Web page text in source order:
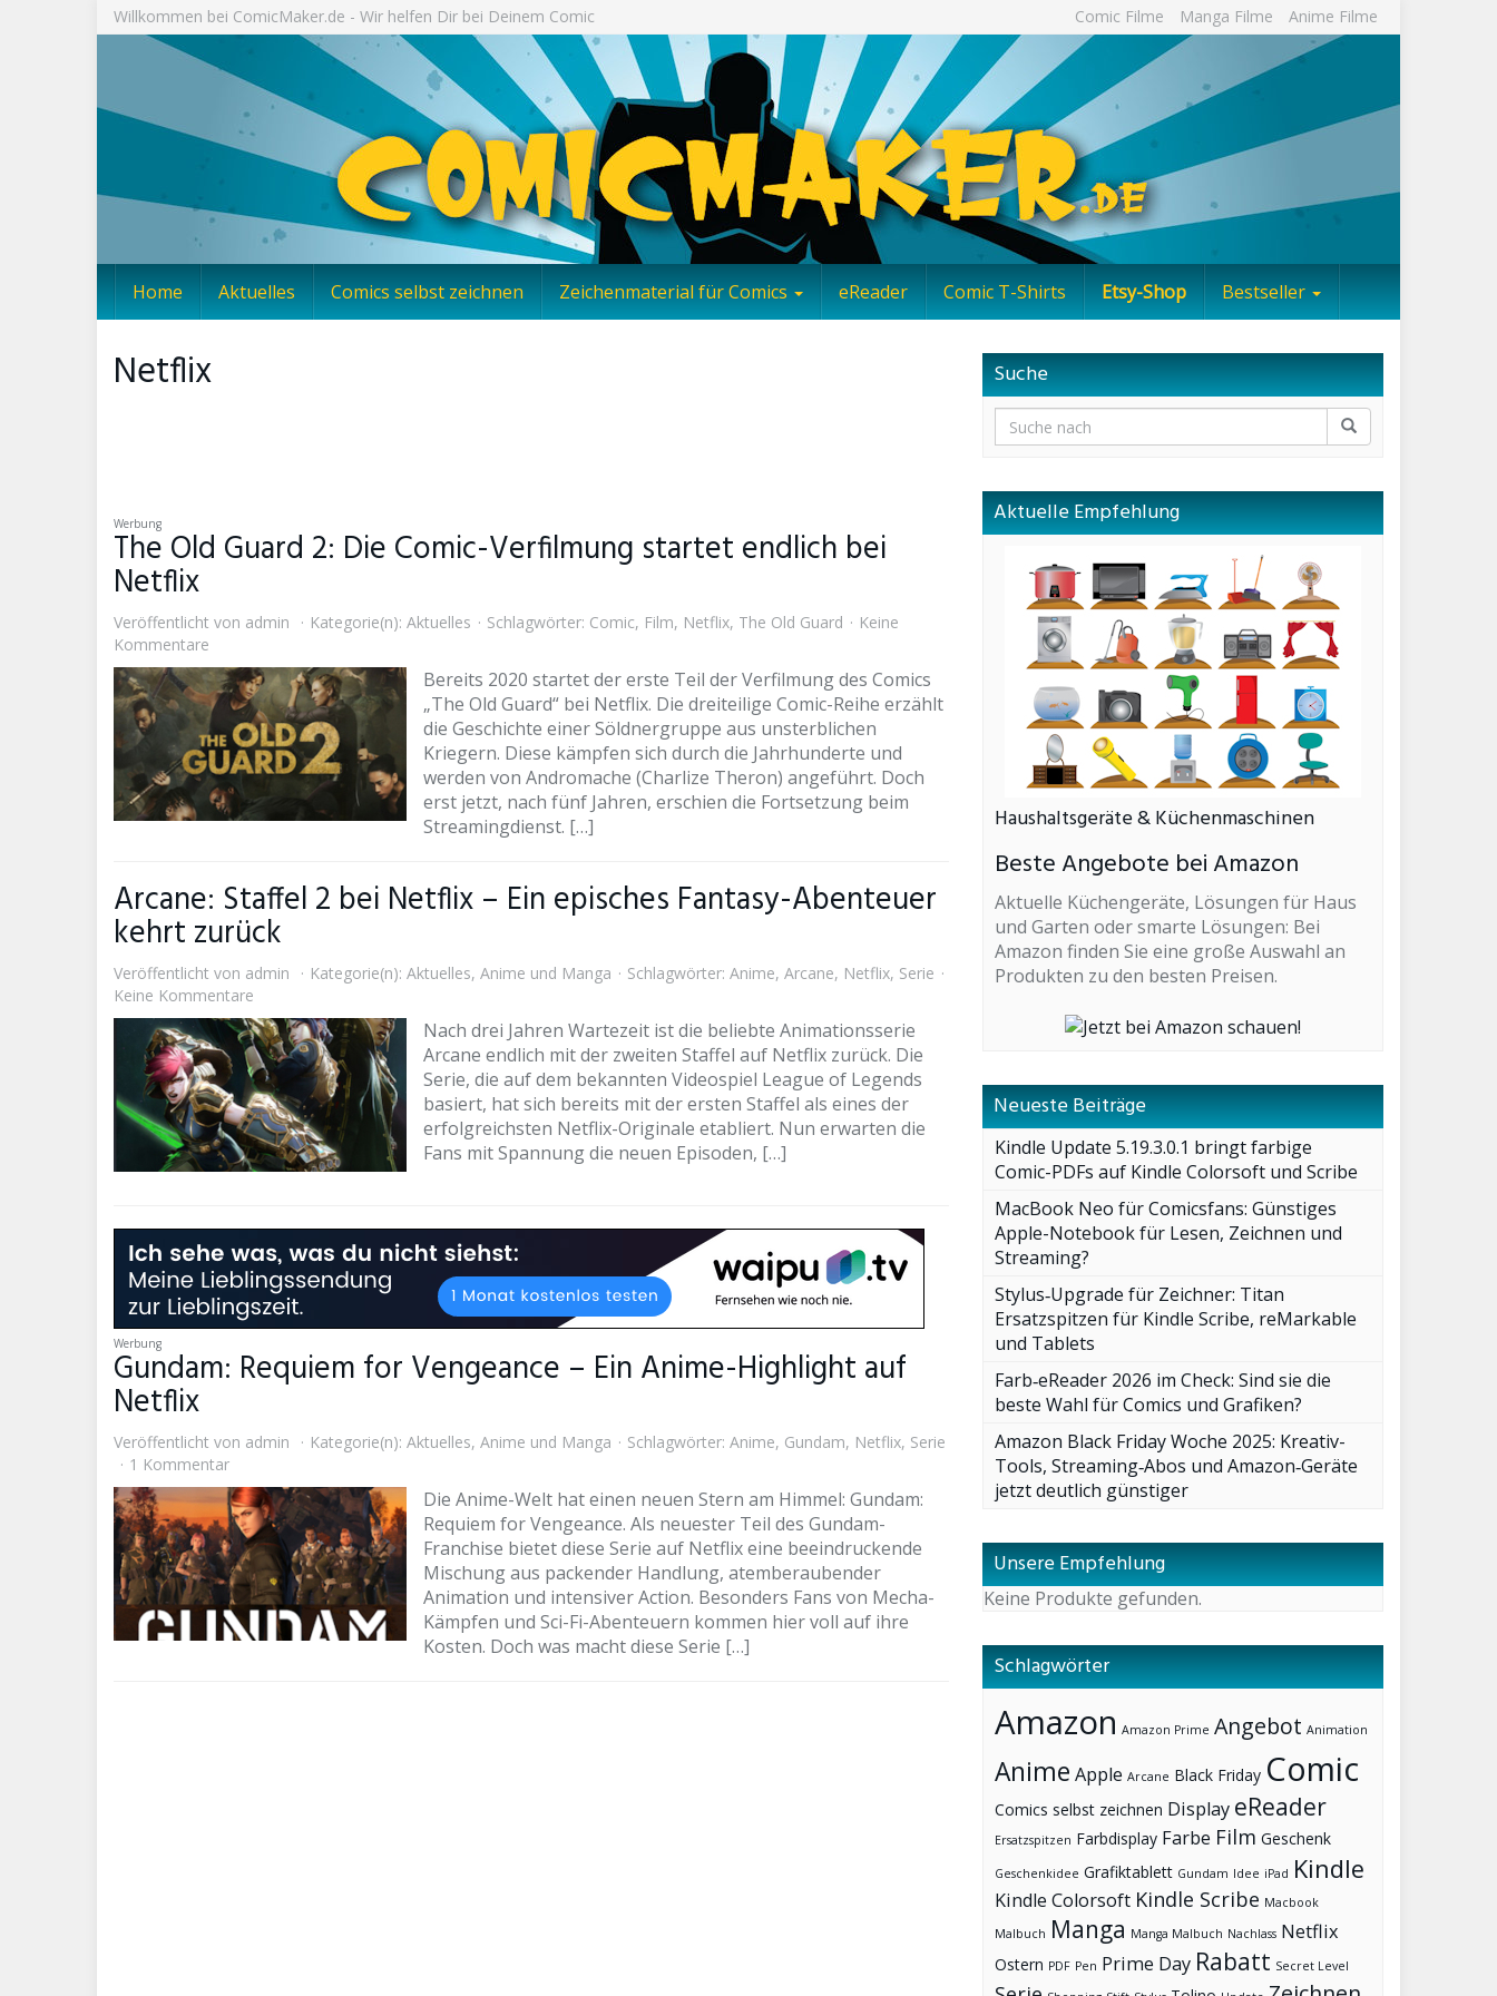
Willkommen bei ComicMaker.de - Wir helfen Dir bei Deinem Comic Comic Filme Manga Filme Anime Filme
Home Aktuelles Comics selbst zeichnen Zeichenmaterial für Comics eReader Comic T-Shirts Etsy-Shop Bestseller
Netflix
Werbung
The Old Guard 2: Die Comic-Verfilmung startet endlich bei
Netflix
Veröffentlicht von admin Kategorie(n): Aktuelles Schlagwörter: Comic, Film, Netflix, The Old Guard
Keine
Kommentare
Bereits 2020 startet der erste Teil der Verfilmung des Comics
„The Old Guard“ bei Netflix. Die dreiteilige Comic-Reihe erzählt
die Geschichte einer Söldnergruppe aus unsterblichen
Kriegern. Diese kämpfen sich durch die Jahrhunderte und
werden von Andromache (Charlize Theron) angeführt. Doch
erst jetzt, nach fünf Jahren, erschien die Fortsetzung beim
Streamingdienst. […]
Arcane: Staffel 2 bei Netflix – Ein episches Fantasy-Abenteuer
kehrt zurück
Veröffentlicht von admin Kategorie(n): Aktuelles, Anime und Manga Schlagwörter: Anime, Arcane, Netflix, Serie
Keine Kommentare
Nach drei Jahren Wartezeit ist die beliebte Animationsserie
Arcane endlich mit der zweiten Staffel auf Netflix zurück. Die
Serie, die auf dem bekannten Videospiel League of Legends
basiert, hat sich bereits mit der ersten Staffel als eines der
erfolgreichsten Netflix-Originale etabliert. Nun erwarten die
Fans mit Spannung die neuen Episoden, […]
Werbung
Gundam: Requiem for Vengeance – Ein Anime-Highlight auf
Netflix
Veröffentlicht von admin Kategorie(n): Aktuelles, Anime und Manga Schlagwörter: Anime, Gundam, Netflix, Serie
1 Kommentar
Die Anime-Welt hat einen neuen Stern am Himmel: Gundam:
Requiem for Vengeance. Als neuester Teil des Gundam-
Franchise bietet diese Serie auf Netflix eine beeindruckende
Mischung aus packender Handlung, atemberaubender
Animation und intensiver Action. Besonders Fans von Mecha-
Kämpfen und Sci-Fi-Abenteuern kommen hier voll auf ihre
Kosten. Doch was macht diese Serie […]
Suche
Aktuelle Empfehlung
Haushaltsgeräte & Küchenmaschinen
Beste Angebote bei Amazon
Aktuelle Küchengeräte, Lösungen für Haus
und Garten oder smarte Lösungen: Bei
Amazon finden Sie eine große Auswahl an
Produkten zu den besten Preisen.
Neueste Beiträge
Kindle Update 5.19.3.0.1 bringt farbige
Comic-PDFs auf Kindle Colorsoft und Scribe
MacBook Neo für Comicsfans: Günstiges
Apple-Notebook für Lesen, Zeichnen und
Streaming?
Stylus‑Upgrade für Zeichner: Titan
Ersatzspitzen für Kindle Scribe, reMarkable
und Tablets
Farb‑eReader 2026 im Check: Sind sie die
beste Wahl für Comics und Grafiken?
Amazon Black Friday Woche 2025: Kreativ-
Tools, Streaming‑Abos und Amazon‑Geräte
jetzt deutlich günstiger
Unsere Empfehlung
Keine Produkte gefunden.
Schlagwörter
Amazon Amazon Prime Angebot Animation
Anime Apple Arcane Black Friday Comic
Comics selbst zeichnen Display eReader
Ersatzspitzen Farbdisplay Farbe Film Geschenk
Geschenkidee Grafiktablett Gundam Idee iPad Kindle
Kindle Colorsoft Kindle Scribe Macbook
Malbuch Manga Manga Malbuch Nachlass Netflix
Ostern PDF Pen Prime Day Rabatt Secret Level